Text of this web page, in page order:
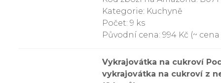
Kategorie: Kuchyně
Počet: 9 ks
Původní cena: 994 Kč (~ cena
Vykrajovátka na cukroví
vykrajovátka na cukroví z